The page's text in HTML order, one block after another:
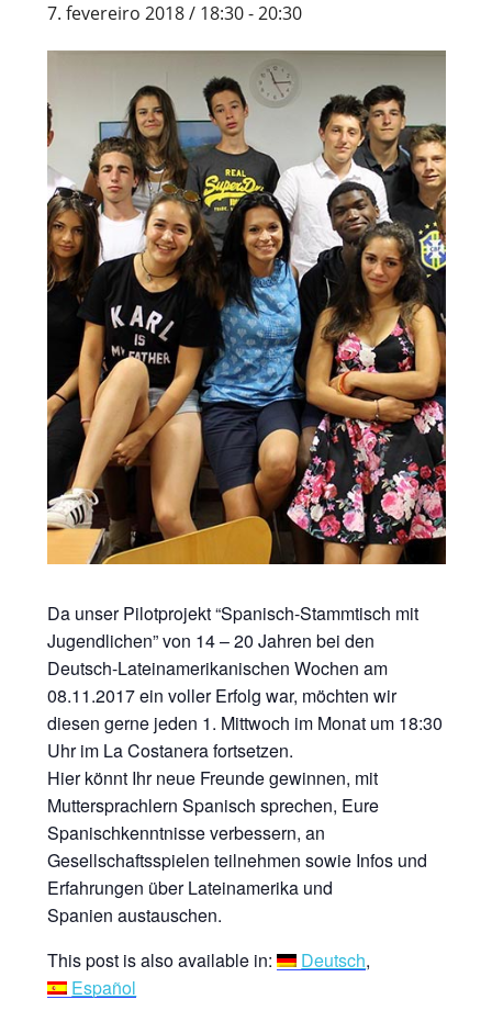
7. fevereiro 2018 / 18:30-20:30
Da unser Pilotprojekt “Spanisch-Stammtisch mit
Jugendlichen” von 14 – 20 Jahren bei den
Deutsch-Lateinamerikanischen Wochen am
08.11.2017 ein voller Erfolg war, möchten wir
diesen gerne jeden 1. Mittwoch im Monat um 18:30
Uhr im La Costanera fortsetzen.
Hier könnt Ihr neue Freunde gewinnen, mit
Muttersprachlern Spanisch sprechen, Eure
Spanischkenntnisse verbessern, an
Gesellschaftsspielen teilnehmen sowie Infos und
Erfahrungen über Lateinamerika und
Spanien austauschen.
This post is also available in:
Deutsch
Español